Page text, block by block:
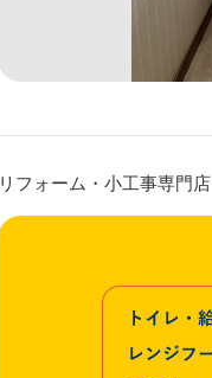
リフォーム・小工事専門店